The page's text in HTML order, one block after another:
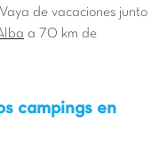
de vacaciones junto
a 70 km de
campings en